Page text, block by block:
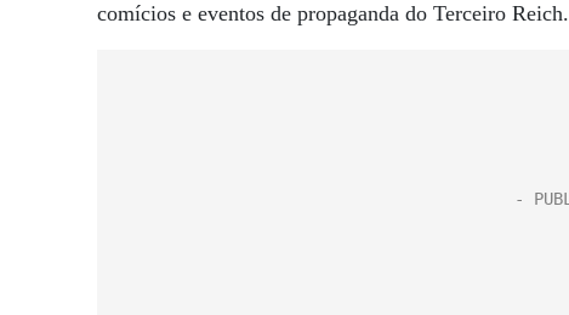
comícios e eventos de propaganda do Terceiro Reich.